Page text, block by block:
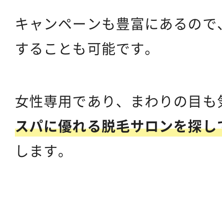
キャンペーンも豊富にあるの
することも可能です。
女性専用であり、まわりの目
スパに優れる脱毛サロンを探
します。